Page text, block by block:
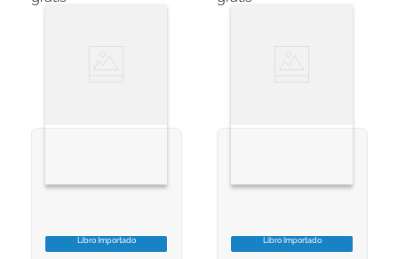
VER INFORMACION
Libro Importado
VER INFORMACION
Libro Importado